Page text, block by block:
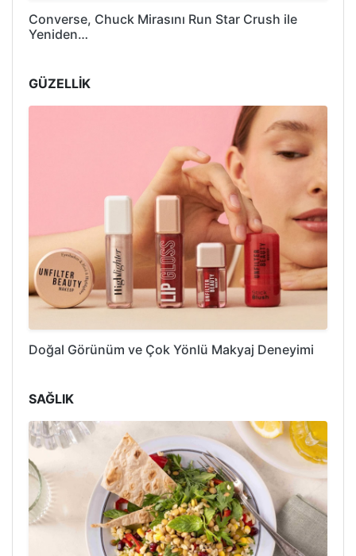
Converse, Chuck Mirasını Run Star Crush ile
Yeniden…
GÜZELLİK
Doğal Görünüm ve Çok Yönlü Makyaj Deneyimi
SAĞLIK